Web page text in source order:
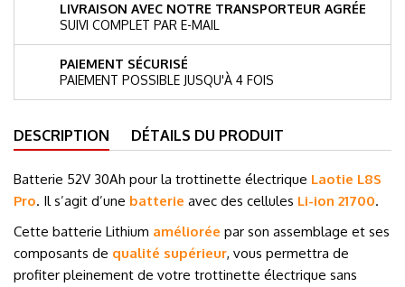
LIVRAISON AVEC NOTRE TRANSPORTEUR AGRÉE
SUIVI COMPLET PAR E-MAIL
PAIEMENT SÉCURISÉ
PAIEMENT POSSIBLE JUSQU'À 4 FOIS
DESCRIPTION DÉTAILS DU PRODUIT
Batterie 52V 30Ah pour la trottinette électrique Laotie L8S
Pro. Il s’agit d’une batterie avec des cellules Li-ion 21700.
Cette batterie Lithium améliorée par son assemblage et ses
composants de qualité supérieur, vous permettra de
profiter pleinement de votre trottinette électrique sans